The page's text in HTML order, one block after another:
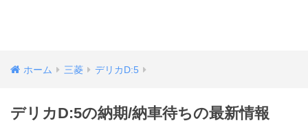
ホーム 三菱 デリカD:5
デリカD:5の納期/納車待ちの最新情報